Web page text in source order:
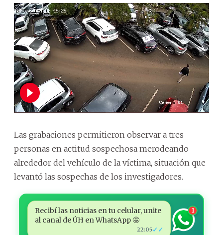
Las grabaciones permitieron observar a tres
personas en actitud sospechosa merodeando
alrededor del vehículo de la víctima, situación que
levantó las sospechas de los investigadores.
Recibí las noticias en tu celular, unite
al canal de ÚH en WhatsApp 🤩
22:05✓✓
1